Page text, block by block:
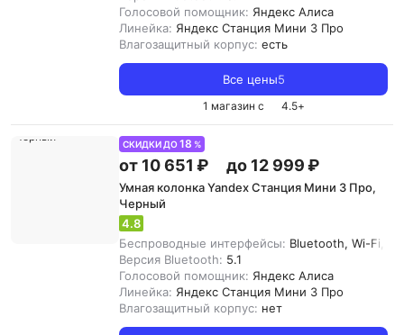
Голосовой помощник: Яндекс Алиса
Линейка: Яндекс Станция Мини 3 Про
Влагозащитный корпус: есть
Все цены5
1 магазин с 4.5+
СКИДКИ ДО18 %
от 10 651 ₽ до 12 999 ₽
Умная колонка Yandex Станция Мини 3 Про,
Черный
4.8
Беспроводные интерфейсы: Bluetooth, Wi-Fi,
Версия Bluetooth: 5.1
Голосовой помощник: Яндекс Алиса
Линейка: Яндекс Станция Мини 3 Про
Влагозащитный корпус: нет